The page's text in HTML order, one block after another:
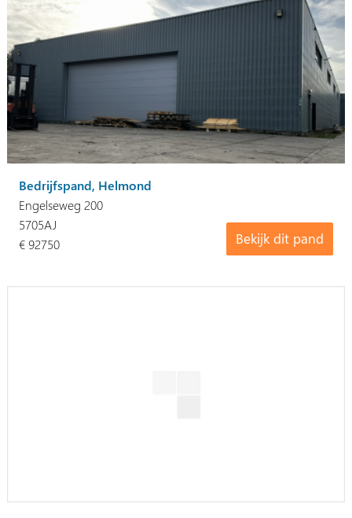
Bedrijfspand, Helmond
Engelseweg 200
Bekijk dit pand
5705AJ
€ 92750